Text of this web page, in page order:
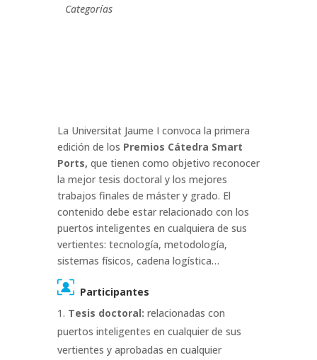
Categorías
La Universitat Jaume I convoca la primera
edición de los Premios Cátedra Smart
Ports, que tienen como objetivo reconocer
la mejor tesis doctoral y los mejores
trabajos finales de máster y grado. El
contenido debe estar relacionado con los
puertos inteligentes en cualquiera de sus
vertientes: tecnología, metodología,
sistemas físicos, cadena logística…
Participantes
Tesis doctoral: relacionadas con
puertos inteligentes en cualquier de sus
vertientes y aprobadas en cualquier